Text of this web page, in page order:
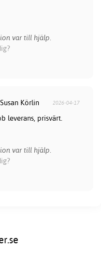
var till hjälp.
Körlin 2026-04-17
leverans, prisvärt.
var till hjälp.